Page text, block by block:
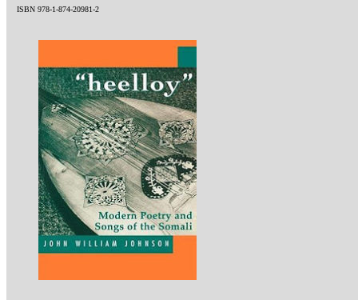
ISBN 978-1-874-20981-2